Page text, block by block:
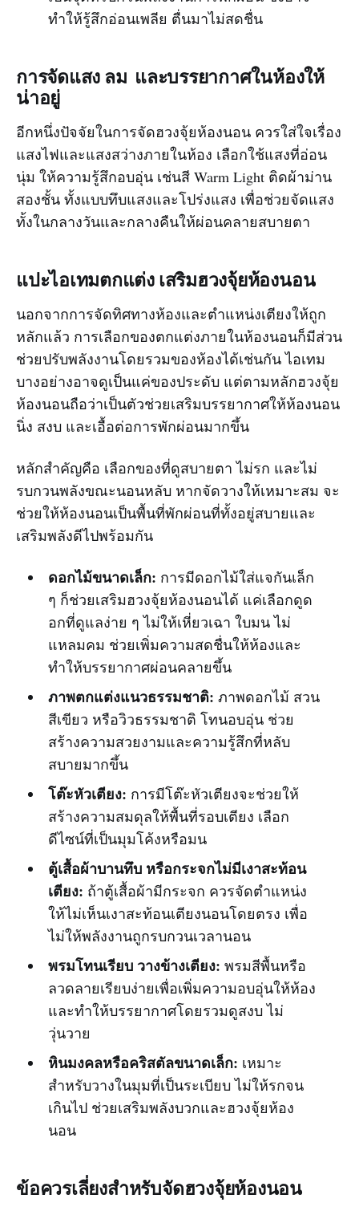
ทำให้รู้สึกอ่อนเพลีย ตื่นมาไม่สดชื่น
การจัดแสง ลม และบรรยากาศในห้องให้
น่าอยู่
อีกหนึ่งปัจจัยในการจัดฮวงจุ้ยห้องนอน ควรใส่ใจเรื่อง
แสงไฟและแสงสว่างภายในห้อง เลือกใช้แสงที่อ่อน
นุ่ม ให้ความรู้สึกอบอุ่น เช่นสี Warm Light ติดผ้าม่าน
สองชั้น ทั้งแบบทึบแสงและโปร่งแสง เพื่อช่วยจัดแสง
ทั้งในกลางวันและกลางคืนให้ผ่อนคลายสบายตา
แปะไอเทมตกแต่ง เสริมฮวงจุ้ยห้องนอน
นอกจากการจัดทิศทางห้องและตำแหน่งเตียงให้ถูก
หลักแล้ว การเลือกของตกแต่งภายในห้องนอนก็มีส่วน
ช่วยปรับพลังงานโดยรวมของห้องได้เช่นกัน ไอเทม
บางอย่างอาจดูเป็นแค่ของประดับ แต่ตามหลักฮวงจุ้ย
ห้องนอนถือว่าเป็นตัวช่วยเสริมบรรยากาศให้ห้องนอน
นิ่ง สงบ และเอื้อต่อการพักผ่อนมากขึ้น
หลักสำคัญคือ เลือกของที่ดูสบายตา ไม่รก และไม่
รบกวนพลังขณะนอนหลับ หากจัดวางให้เหมาะสม จะ
ช่วยให้ห้องนอนเป็นพื้นที่พักผ่อนที่ทั้งอยู่สบายและ
เสริมพลังดีไปพร้อมกัน
ดอกไม้ขนาดเล็ก: การมีดอกไม้ใส่แจกันเล็ก
ๆ ก็ช่วยเสริมฮวงจุ้ยห้องนอนได้ แค่เลือกดูด
อกที่ดูแลง่าย ๆ ไม่ให้เหี่ยวเฉา ใบมน ไม่
แหลมคม ช่วยเพิ่มความสดชื่นให้ห้องและ
ทำให้บรรยากาศผ่อนคลายขึ้น
ภาพตกแต่งแนวธรรมชาติ: ภาพดอกไม้ สวน
สีเขียว หรือวิวธรรมชาติ โทนอบอุ่น ช่วย
สร้างความสวยงามและความรู้สึกที่หลับ
สบายมากขึ้น
โต๊ะหัวเตียง: การมีโต๊ะหัวเตียงจะช่วยให้
สร้างความสมดุลให้พื้นที่รอบเตียง เลือก
ดีไซน์ที่เป็นมุมโค้งหรือมน
ตู้เสื้อผ้าบานทึบ หรือกระจกไม่มีเงาสะท้อน
เตียง: ถ้าตู้เสื้อผ้ามีกระจก ควรจัดตำแหน่ง
ให้ไม่เห็นเงาสะท้อนเตียงนอนโดยตรง เพื่อ
ไม่ให้พลังงานถูกรบกวนเวลานอน
พรมโทนเรียบ วางข้างเตียง: พรมสีพื้นหรือ
ลวดลายเรียบง่ายเพื่อเพิ่มความอบอุ่นให้ห้อง
และทำให้บรรยากาศโดยรวมดูสงบ ไม่
วุ่นวาย
หินมงคลหรือคริสตัลขนาดเล็ก: เหมาะ
สำหรับวางในมุมที่เป็นระเบียบ ไม่ให้รกจน
เกินไป ช่วยเสริมพลังบวกและฮวงจุ้ยห้อง
นอน
ข้อควรเลี่ยงสำหรับจัดฮวงจุ้ยห้องนอน